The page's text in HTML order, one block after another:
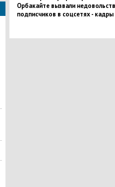
Орбакайте вызвали
подписчиков в соцсетях - кадры